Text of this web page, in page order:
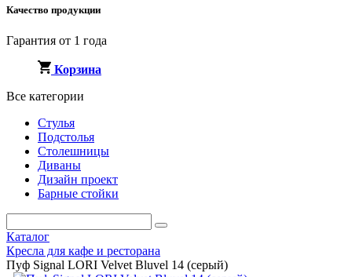
Качество продукции
Гарантия от 1 года
Корзина
Все категории
Стулья
Подстолья
Столешницы
Диваны
Дизайн проект
Барные стойки
Каталог
Кресла для кафе и ресторана
Пуф Signal LORI Velvet Bluvel 14 (серый)